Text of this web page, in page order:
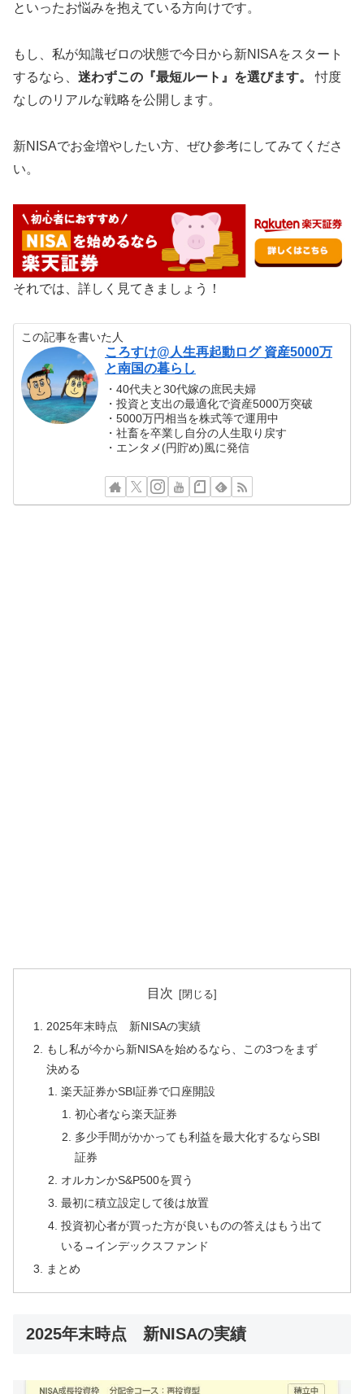
といったお悩みを抱えている方向けです。
もし、私が知識ゼロの状態で今日から新NISAをスタート
するなら、 迷わずこの『最短ルート』を選びます。
忖度
なしのリアルな戦略を公開します。
新NISAでお金増やしたい方、ぜひ参考にしてみてくださ
い。
それでは、詳しく見てきましょう！
この記事を書いた人
ころすけ@人生再起動ログ 資産5000万
と南国の暮らし
・40代夫と30代嫁の庶民夫婦
・投資と支出の最適化で資産5000万突破
・5000万円相当を株式等で運用中
・社畜を卒業し自分の人生取り戻す
・エンタメ(円貯め)風に発信
目次
2025年末時点 新NISAの実績
もし私が今から新NISAを始めるなら、この3つをまず
決める
楽天証券かSBI証券で口座開設
初心者なら楽天証券
多少手間がかかっても利益を最大化するならSBI
証券
オルカンかS&P500を買う
最初に積立設定して後は放置
投資初心者が買った方が良いものの答えはもう出て
いる→インデックスファンド
まとめ
2025年末時点 新NISAの実績